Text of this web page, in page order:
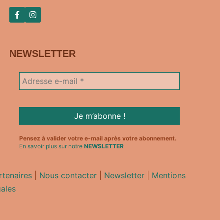
NEWSLETTER
Pensez à valider votre e-mail après votre abonnement.
En savoir plus sur notreNEWSLETTER
Nous contacter Newsletter
Mentions